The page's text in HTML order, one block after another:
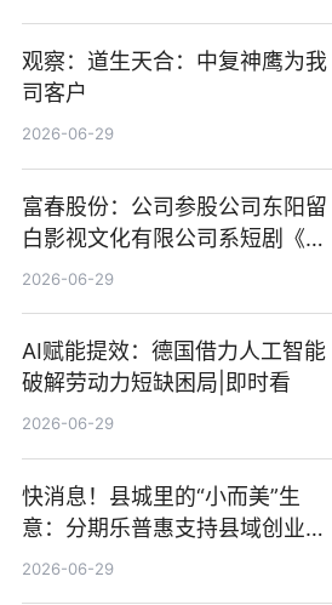
观察：道生天合：中复神鹰为我
司客户
2026-06-29
富春股份：公司参股公司东阳留
白影视文化有限公司系短剧《风
声之双生谜局》的出品方 热门看
2026-06-29
AI赋能提效：德国借力人工智能
破解劳动力短缺困局|即时看
2026-06-29
快消息！县城里的“小而美”生
意：分期乐普惠支持县域创业者
扎根生长
2026-06-29